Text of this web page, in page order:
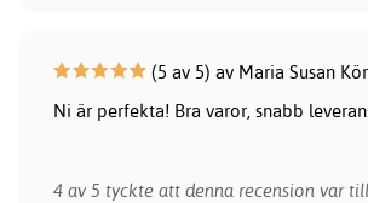
(5 av 5) av Maria Susan
Ni är perfekta! Bra varor, snabb
4 av 5 tyckte att denna recension var